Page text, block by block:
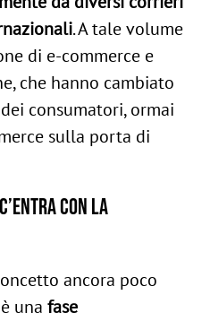
. A tale volume
di e-commerce e
che hanno cambiato
dei consumatori, ormai
sulla porta di
con la
ancora poco
una fase